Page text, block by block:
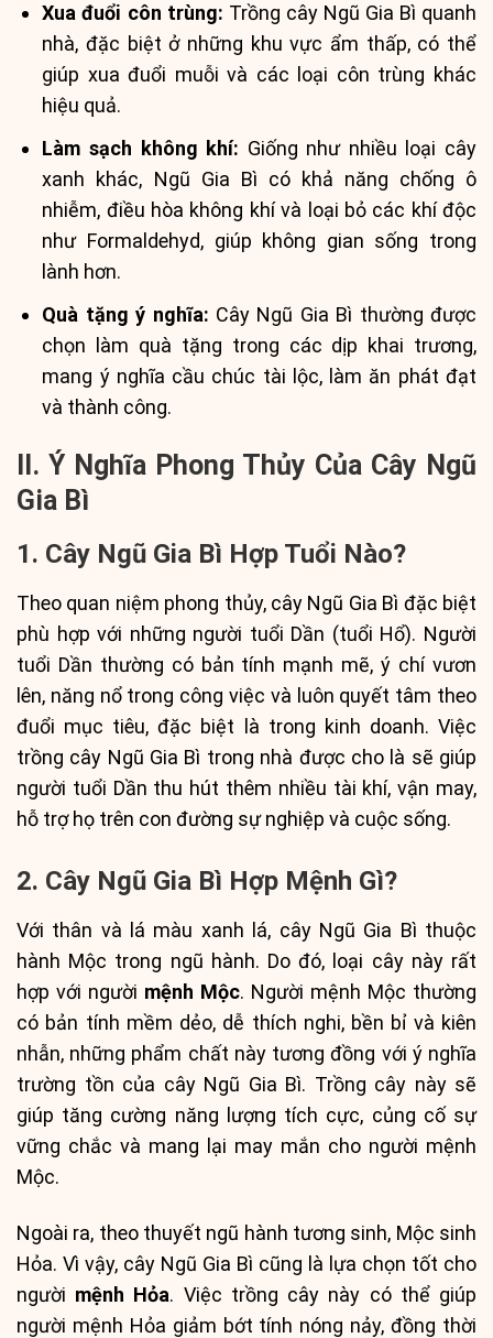
Xua đuổi côn trùng: Trồng cây Ngũ Gia Bì quanh
nhà, đặc biệt ở những khu vực ẩm thấp, có thể
giúp xua đuổi muỗi và các loại côn trùng khác
hiệu quả.
Làm sạch không khí: Giống như nhiều loại cây
xanh khác, Ngũ Gia Bì có khả năng chống ô
nhiễm, điều hòa không khí và loại bỏ các khí độc
như Formaldehyd, giúp không gian sống trong
lành hơn.
Quà tặng ý nghĩa: Cây Ngũ Gia Bì thường được
chọn làm quà tặng trong các dịp khai trương,
mang ý nghĩa cầu chúc tài lộc, làm ăn phát đạt
và thành công.
II. Ý Nghĩa Phong Thủy Của Cây Ngũ
Gia Bì
1. Cây Ngũ Gia Bì Hợp Tuổi Nào?
Theo quan niệm phong thủy, cây Ngũ Gia Bì đặc biệt
phù hợp với những người tuổi Dần (tuổi Hổ). Người
tuổi Dần thường có bản tính mạnh mẽ, ý chí vươn
lên, năng nổ trong công việc và luôn quyết tâm theo
đuổi mục tiêu, đặc biệt là trong kinh doanh. Việc
trồng cây Ngũ Gia Bì trong nhà được cho là sẽ giúp
người tuổi Dần thu hút thêm nhiều tài khí, vận may,
hỗ trợ họ trên con đường sự nghiệp và cuộc sống.
2. Cây Ngũ Gia Bì Hợp Mệnh Gì?
Với thân và lá màu xanh lá, cây Ngũ Gia Bì thuộc
hành Mộc trong ngũ hành. Do đó, loại cây này rất
hợp với người mệnh Mộc. Người mệnh Mộc thường
có bản tính mềm dẻo, dễ thích nghi, bền bỉ và kiên
nhẫn, những phẩm chất này tương đồng với ý nghĩa
trường tồn của cây Ngũ Gia Bì. Trồng cây này sẽ
giúp tăng cường năng lượng tích cực, củng cố sự
vững chắc và mang lại may mắn cho người mệnh
Mộc.
Ngoài ra, theo thuyết ngũ hành tương sinh, Mộc sinh
Hỏa. Vì vậy, cây Ngũ Gia Bì cũng là lựa chọn tốt cho
người mệnh Hỏa. Việc trồng cây này có thể giúp
người mệnh Hỏa giảm bớt tính nóng nảy, đồng thời